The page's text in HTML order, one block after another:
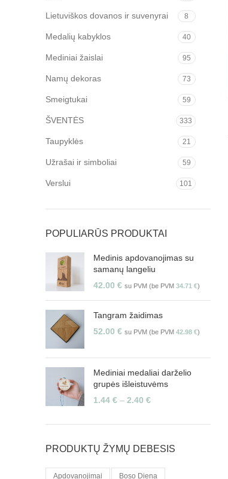
Lietuviškos dovanos ir suvenyrai 8
Medalių kabyklos 40
Mediniai žaislai 95
Namų dekoras 73
Smeigtukai 59
ŠVENTĖS 333
Taupyklės 21
Užrašai ir simboliai 59
Verslui 101
POPULIARŪS PRODUKTAI
Medinis apdovanojimas su
samanų langeliu
42.00 € su PVM (be PVM 34.71 €)
Tangram žaidimas
52.00 € su PVM (be PVM 42.98 €)
Mediniai medaliai darželio
grupės išleistuvėms
1.44 € – 2.40 €
PRODUKTŲ ŽYMŲ DEBESIS
Apdovanojimai Boso Diena